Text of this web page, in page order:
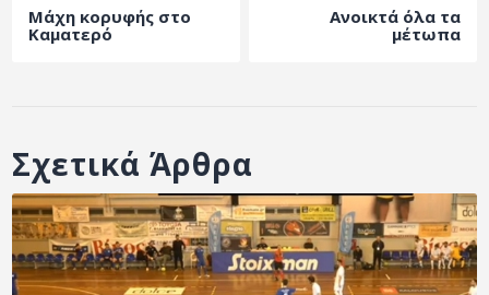
Μάχη κορυφής στο
Καματερό
Ανοικτά όλα τα
μέτωπα
Σχετικά Άρθρα